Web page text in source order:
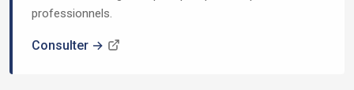
professionnels.
Consulter →